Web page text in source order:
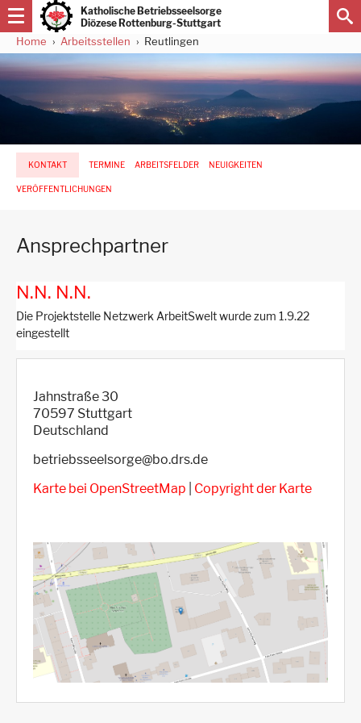
Direkt
zum
Inhalt
Katholische Betriebsseelsorge
Diözese Rottenburg-Stuttgart
Pfadnavigation
Home Arbeitsstellen Reutlingen
Hauptnavigation
-
3.
Arbeitsstellen
KONTAKT TERMINE ARBEITSFELDER NEUIGKEITEN
VERÖFFENTLICHUNGEN
Ansprechpartner
N.N. N.N.
Die Projektstelle Netzwerk ArbeitSwelt wurde zum 1.9.22
eingestellt
Jahnstraße 30
70597 Stuttgart
Deutschland
betriebsseelsorge@bo.drs.de
Karte bei OpenStreetMap
Copyright der Karte